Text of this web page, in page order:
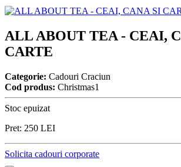
ALL ABOUT TEA - CEAI,
CARTE
Categorie: Cadouri Craciun
Cod produs: Christmas1
Stoc epuizat
Pret: 250 LEI
Solicita cadouri corporate